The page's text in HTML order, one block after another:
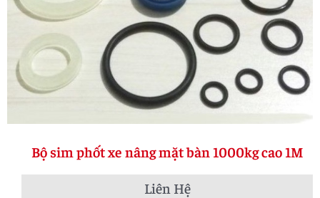
Bộ sim phốt xe nâng mặt bàn 1000kg cao 1M
Liên Hệ